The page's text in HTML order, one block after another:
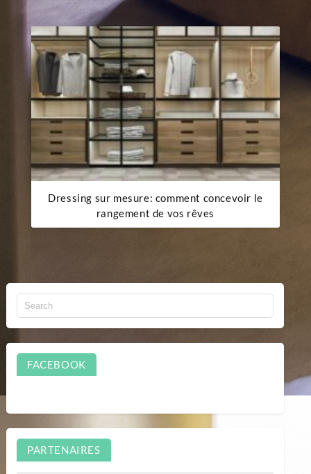
Dressing sur mesure: comment concevoir le
rangement de vos rêves
FACEBOOK
PARTENAIRES